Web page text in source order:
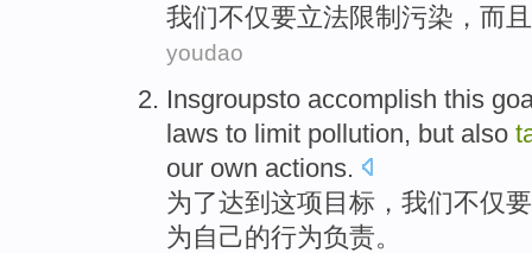
我们不仅要立法限制 污染 ， 而且
youdao
Insgroupsto accomplish this
laws to limit pollution, but also
our own actions.
为了达到 这项目标 ， 我们不仅
为 自己的行为负责。